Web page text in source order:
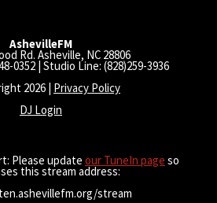
AshevilleFM
Rd. Asheville, NC 28806
0352 | Studio Line: (828)259-3936
2026 | Privacy Policy
DJ Login
Please update our TuneIn page so
this stream address:
stream